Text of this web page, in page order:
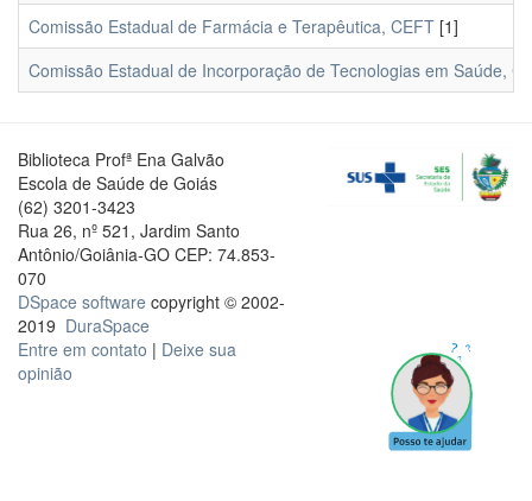
Comissão Estadual de Farmácia e Terapêutica, CEFT [1]
Comissão Estadual de Incorporação de Tecnologias em Saúde,
Biblioteca Profª Ena Galvão
Escola de Saúde de Goiás
(62) 3201-3423
Rua 26, nº 521, Jardim Santo
Antônio/Goiânia-GO CEP: 74.853-
070
DSpace software copyright © 2002-
2019 DuraSpace
Entre em contato | Deixe sua
opinião